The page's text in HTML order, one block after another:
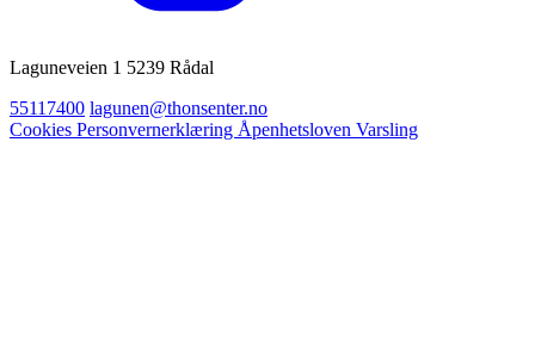
Laguneveien 1 5239 Rådal
55117400 lagunen@thonsenter.no
Cookies Personvernerklæring Åpenhetsloven Varsling